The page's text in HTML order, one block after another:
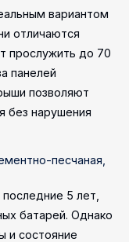
вариантом
отличаются
прослужить до 70
панелей
позволяют
без нарушения
песчаная,
5 лет,
батарей. Однако
и состояние